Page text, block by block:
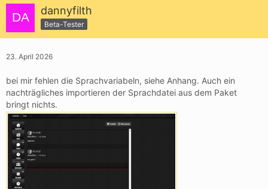
dannyfilth
Beta-Tester
23. April 2026
bei mir fehlen die Sprachvariabeln, siehe Anhang. Auch ein
nachträgliches importieren der Sprachdatei aus dem Paket
bringt nichts.